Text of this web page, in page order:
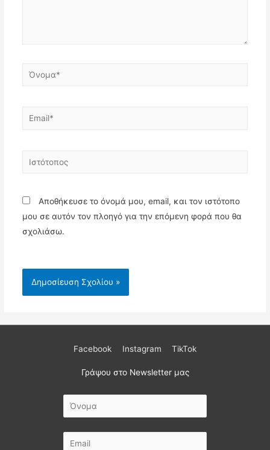
Όνομα*
Email*
Ιστότοπος
Αποθήκευσε το όνομά μου, email, και τον ιστότοπο
μου σε αυτόν τον πλοηγό για την επόμενη φορά που θα
σχολιάσω.
Facebook Instagram TikTok
Γράψου στο Newsletter μας